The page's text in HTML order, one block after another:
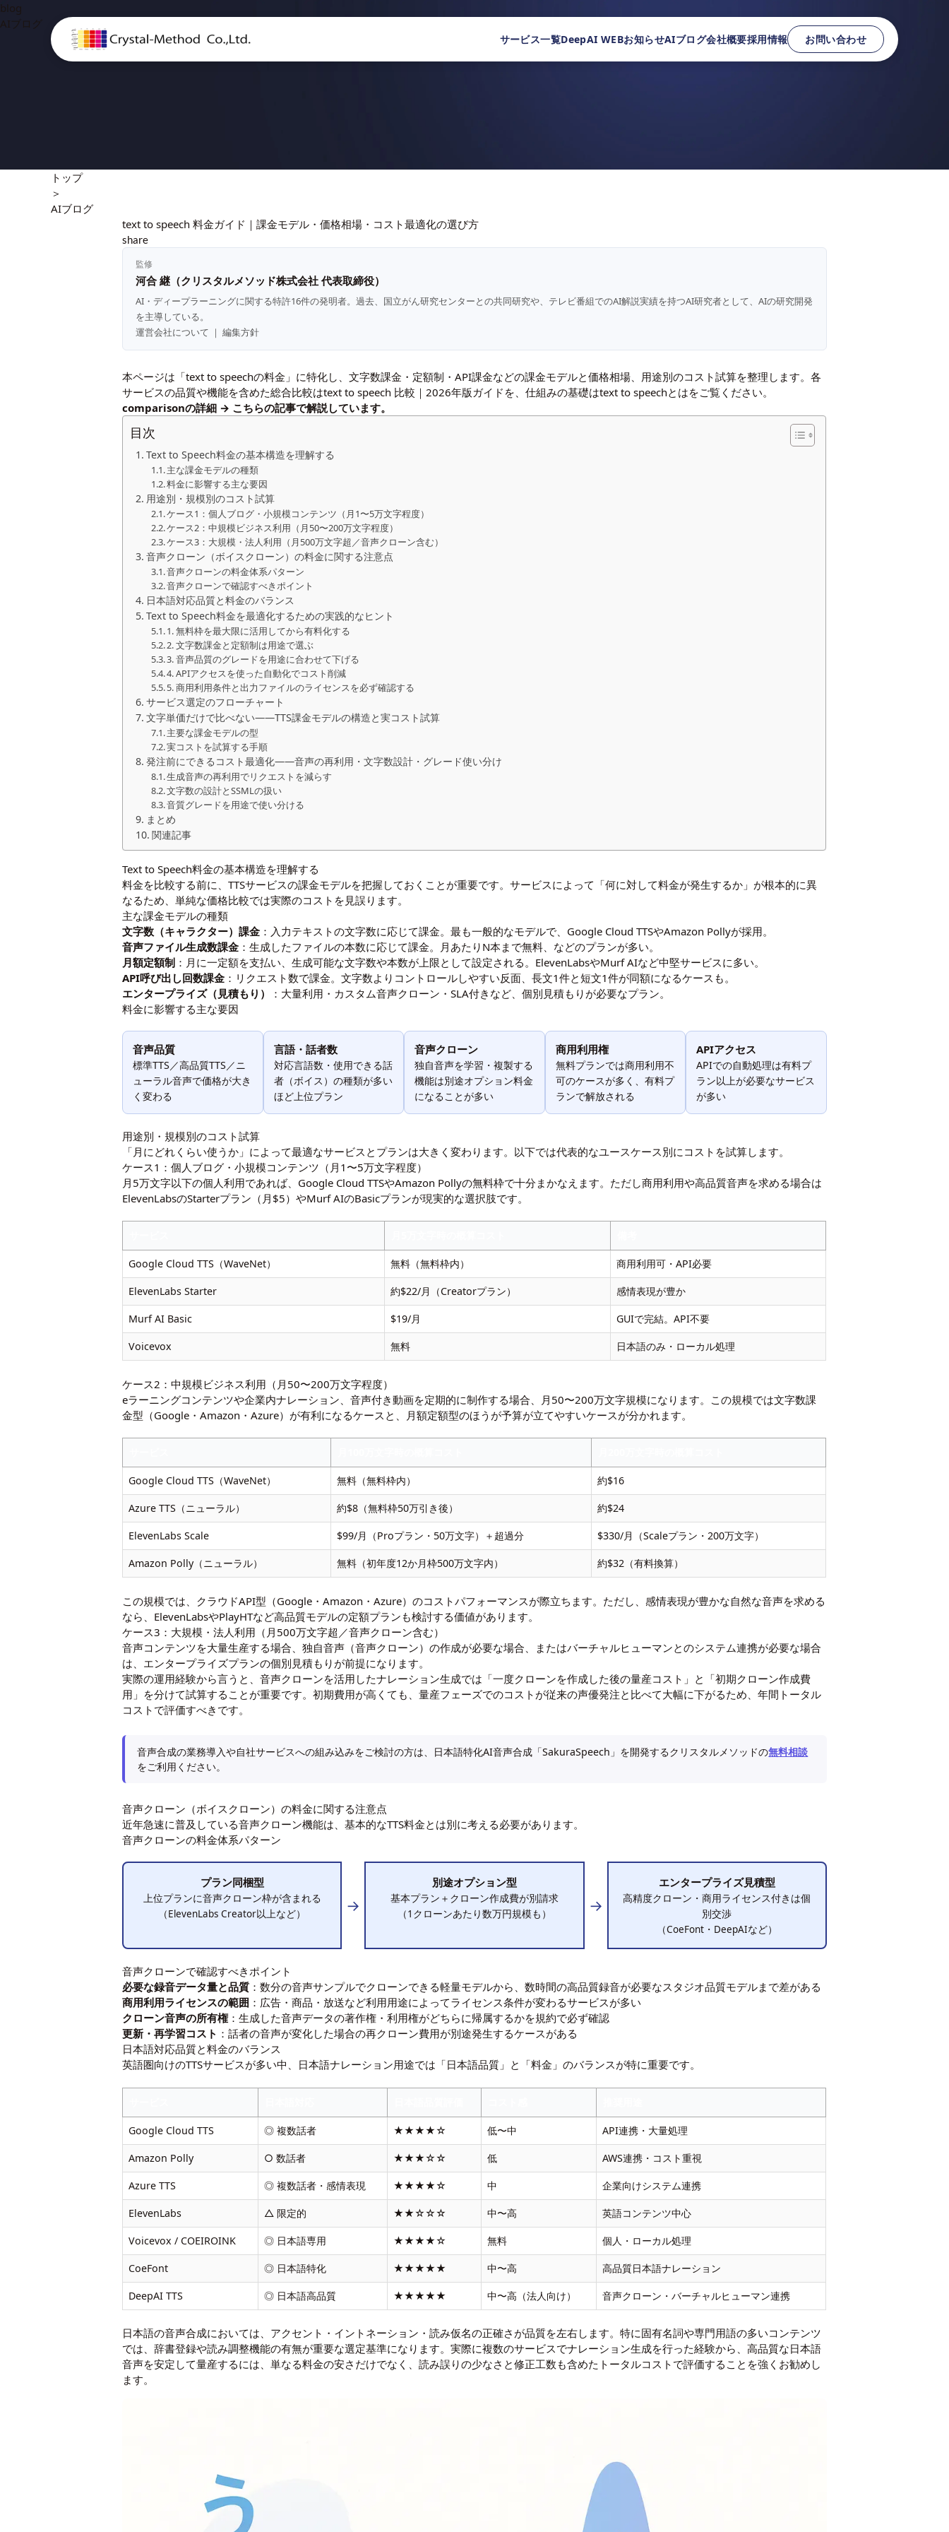
サービス一覧DeepAI WEBお知らせAIブログ会社概要採用情報 お問い合わせ
blog
AIブログ
トップ
＞
AIブログ
text to speech 料金ガイド｜課金モデル・価格相場・コスト最適化の選び方
share
監修
河合 継（クリスタルメソッド株式会社 代表取締役）
AI・ディープラーニングに関する特許16件の発明者。過去、国立がん研究センターとの共同研究や、テレビ番組でのAI解説実績を持つAI研究者として、AIの研究開発
を主導している。
運営会社について ｜編集方針
本ページは「text to speechの料金」に特化し、文字数課金・定額制・API課金などの課金モデルと価格相場、用途別のコスト試算を整理します。各
サービスの品質や機能を含めた総合比較はtext to speech 比較｜2026年版ガイド を、仕組みの基礎はtext to speechとはをご覧ください。
comparisonの詳細 → こちらの記事で解説しています。
目次
Text to Speech料金の基本構造を理解する
主な課金モデルの種類
料金に影響する主な要因
用途別・規模別のコスト試算
ケース1：個人ブログ・小規模コンテンツ（月1〜5万文字程度）
ケース2：中規模ビジネス利用（月50〜200万文字程度）
ケース3：大規模・法人利用（月500万文字超／音声クローン含む）
音声クローン（ボイスクローン）の料金に関する注意点
音声クローンの料金体系パターン
音声クローンで確認すべきポイント
日本語対応品質と料金のバランス
Text to Speech料金を最適化するための実践的なヒント
1. 無料枠を最大限に活用してから有料化する
2. 文字数課金と定額制は用途で選ぶ
3. 音声品質のグレードを用途に合わせて下げる
4. APIアクセスを使った自動化でコスト削減
5. 商用利用条件と出力ファイルのライセンスを必ず確認する
サービス選定のフローチャート
文字単価だけで比べない――TTS課金モデルの構造と実コスト試算
主要な課金モデルの型
実コストを試算する手順
発注前にできるコスト最適化――音声の再利用・文字数設計・グレード使い分け
生成音声の再利用でリクエストを減らす
文字数の設計とSSMLの扱い
音質グレードを用途で使い分ける
まとめ
関連記事
Text to Speech料金の基本構造を理解する
料金を比較する前に、TTSサービスの課金モデルを把握しておくことが重要です。サービスによって「何に対して料金が発生するか」が根本的に異
なるため、単純な価格比較では実際のコストを見誤ります。
主な課金モデルの種類
文字数（キャラクター）課金 ：入力テキストの文字数に応じて課金。最も一般的なモデルで、Google Cloud TTSやAmazon Pollyが採用。
音声ファイル生成数課金 ：生成したファイルの本数に応じて課金。月あたりN本まで無料、などのプランが多い。
月額定額制 ：月に一定額を支払い、生成可能な文字数や本数が上限として設定される。ElevenLabsやMurf AIなど中堅サービスに多い。
API呼び出し回数課金 ：リクエスト数で課金。文字数よりコントロールしやすい反面、長文1件と短文1件が同額になるケースも。
エンタープライズ（見積もり）
：大量利用・カスタム音声クローン・SLA付きなど、個別見積もりが必要なプラン。
料金に影響する主な要因
音声品質
標準TTS／高品質TTS／ニ
ューラル音声で価格が大き
く変わる
言語・話者数
対応言語数・使用できる話
者（ボイス）の種類が多い
ほど上位プラン
音声クローン
独自音声を学習・複製する
機能は別途オプション料金
になることが多い
商用利用権
無料プランでは商用利用不
可のケースが多く、有料プ
ランで解放される
APIアクセス
APIでの自動処理は有料プ
ラン以上が必要なサービス
が多い
用途別・規模別のコスト試算
「月にどれくらい使うか」によって最適なサービスとプランは大きく変わります。以下では代表的なユースケース別にコストを試算します。
ケース1：個人ブログ・小規模コンテンツ（月1〜5万文字程度）
月5万文字以下の個人利用であれば、Google Cloud TTSやAmazon Pollyの無料枠で十分まかなえます。ただし商用利用や高品質音声を求める場合は
ElevenLabsのStarterプラン（月$5）やMurf AIのBasicプランが現実的な選択肢です。
Google Cloud TTS（WaveNet） 無料（無料枠内） 商用利用可・API必要
ElevenLabs Starter 約$22/月（Creatorプラン） 感情表現が豊か
Murf AI Basic $19/月 GUIで完結。API不要
Voicevox 無料 日本語のみ・ローカル処理
ケース2：中規模ビジネス利用（月50〜200万文字程度）
eラーニングコンテンツや企業内ナレーション、音声付き動画を定期的に制作する場合、月50〜200万文字規模になります。この規模では文字数課
金型（Google・Amazon・Azure）が有利になるケースと、月額定額型のほうが予算が立てやすいケースが分かれます。
Google Cloud TTS（WaveNet） 無料（無料枠内） 約$16
Azure TTS（ニューラル） 約$8（無料枠50万引き後） 約$24
ElevenLabs Scale $99/月（Proプラン・50万文字）＋超過分 $330/月（Scaleプラン・200万文字）
Amazon Polly（ニューラル） 無料（初年度12か月枠500万文字内） 約$32（有料換算）
この規模では、クラウドAPI型（Google・Amazon・Azure）のコストパフォーマンスが際立ちます。ただし、感情表現が豊かな自然な音声を求める
なら、ElevenLabsやPlayHTなど高品質モデルの定額プランも検討する価値があります。
ケース3：大規模・法人利用（月500万文字超／音声クローン含む）
音声コンテンツを大量生産する場合、独自音声（音声クローン）の作成が必要な場合、またはバーチャルヒューマンとのシステム連携が必要な場合
は、エンタープライズプランの個別見積もりが前提になります。
実際の運用経験から言うと、音声クローンを活用したナレーション生成では「一度クローンを作成した後の量産コスト」と「初期クローン作成費
用」を分けて試算することが重要です。初期費用が高くても、量産フェーズでのコストが従来の声優発注と比べて大幅に下がるため、年間トータル
コストで評価すべきです。
音声合成の業務導入や自社サービスへの組み込みをご検討の方は、日本語特化AI音声合成「SakuraSpeech」を開発するクリスタルメソッドの無料相談
をご利用ください。
音声クローン（ボイスクローン）の料金に関する注意点
近年急速に普及している音声クローン機能は、基本的なTTS料金とは別に考える必要があります。
音声クローンの料金体系パターン
プラン同梱型
上位プランに音声クローン枠が含まれる
（ElevenLabs Creator以上など）
→
別途オプション型
基本プラン＋クローン作成費が別請求
（1クローンあたり数万円規模も）
→
エンタープライズ見積型
高精度クローン・商用ライセンス付きは個
別交渉
（CoeFont・DeepAIなど）
音声クローンで確認すべきポイント
必要な録音データ量と品質 ：数分の音声サンプルでクローンできる軽量モデルから、数時間の高品質録音が必要なスタジオ品質モデルまで差がある
商用利用ライセンスの範囲 ：広告・商品・放送など利用用途によってライセンス条件が変わるサービスが多い
クローン音声の所有権：生成した音声データの著作権・利用権がどちらに帰属するかを規約で必ず確認
更新・再学習コスト ：話者の音声が変化した場合の再クローン費用が別途発生するケースがある
日本語対応品質と料金のバランス
英語圏向けのTTSサービスが多い中、日本語ナレーション用途では「日本語品質」と「料金」のバランスが特に重要です。
Google Cloud TTS ◎ 複数話者 ★★★★☆ 低〜中 API連携・大量処理
Amazon Polly ○ 数話者 ★★★☆☆ 低 AWS連携・コスト重視
Azure TTS ◎ 複数話者・感情表現 ★★★★☆ 中 企業向けシステム連携
ElevenLabs △ 限定的 ★★☆☆☆ 中〜高 英語コンテンツ中心
Voicevox / COEIROINK ◎ 日本語専用 ★★★★☆ 無料 個人・ローカル処理
CoeFont ◎ 日本語特化 ★★★★★ 中〜高 高品質日本語ナレーション
DeepAI TTS ◎ 日本語高品質 ★★★★★ 中〜高（法人向け） 音声クローン・バーチャルヒューマン連携
日本語の音声合成においては、アクセント・イントネーション・読み仮名の正確さが品質を左右します。特に固有名詞や専門用語の多いコンテンツ
では、辞書登録や読み調整機能の有無が重要な選定基準になります。実際に複数のサービスでナレーション生成を行った経験から、高品質な日本語
音声を安定して量産するには、単なる料金の安さだけでなく、読み誤りの少なさと修正工数も含めたトータルコストで評価することを強くお勧めし
ます。